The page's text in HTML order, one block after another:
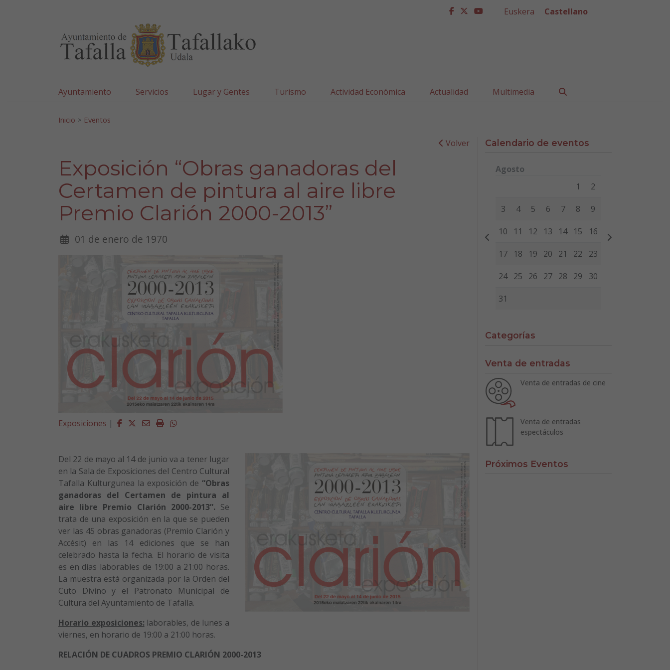
facebook
twitter
youtube
Euskera Castellano
Ayuntamiento Servicios Lugar y Gentes Turismo Actividad Económica Actualidad Multimedia
Inicio > Eventos
Volver
Exposición “Obras ganadoras del
Certamen de pintura al aire libre
Premio Clarión 2000-2013”
01 de enero de 1970
Exposiciones | Facebook
Twitter
EmailImprimirWhatsapp
Del 22 de mayo al 14 de junio va a tener lugar
en la Sala de Exposiciones del Centro Cultural
Tafalla Kulturgunea la exposición de “Obras
ganadoras del Certamen de pintura al
aire libre Premio Clarión 2000-2013”. Se
trata de una exposición en la que se pueden
ver las 45 obras ganadoras (Premio Clarión y
Accésit) en las 14 ediciones que se han
celebrado hasta la fecha. El horario de visita
es en días laborables de 19:00 a 21:00 horas.
La muestra está organizada por la Orden del
Cuto Divino y el Patronato Municipal de
Cultura del Ayuntamiento de Tafalla.
Horario exposiciones: laborables, de lunes a
viernes, en horario de 19:00 a 21:00 horas.
RELACIÓN DE CUADROS PREMIO CLARIÓN 2000-2013
Calendario de eventos
Agosto
Miércoles Jueves
1 2
3 4 5 6 7 8 9
10 11 12 13 14 15 16
17 18 19 20 21 22 23
24 25 26 27 28 29 30
31
Categorías
Venta de entradas
Venta de entradas de cine
Venta de entradas
espectáculos
Próximos Eventos